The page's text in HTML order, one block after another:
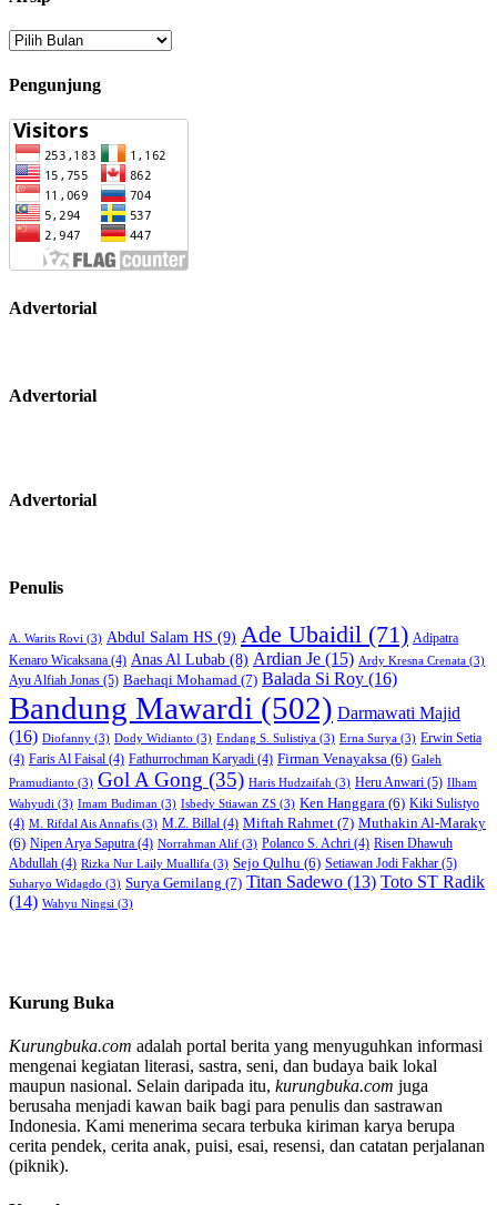
Arsip
Pengunjung
Advertorial
Advertorial
Advertorial
Penulis
A. Warits Rovi (3) Abdul Salam HS (9) Ade Ubaidil (71) Adipatra
Kenaro Wicaksana (4) Anas Al Lubab (8) Ardian Je (15) Ardy Kresna Crenata (3)
Ayu Alfiah Jonas (5) Baehaqi Mohamad (7) Balada Si Roy (16)
Bandung Mawardi (502) Darmawati Majid
(16) Diofanny (3) Dody Widianto (3) Endang S. Sulistiya (3) Erna Surya (3) Erwin Setia
(4) Faris Al Faisal (4) Fathurrochman Karyadi (4) Firman Venayaksa (6) Galeh
Pramudianto (3) Gol A Gong (35) Haris Hudzaifah (3) Heru Anwari (5) Ilham
Wahyudi (3) Imam Budiman (3) Isbedy Stiawan ZS (3) Ken Hanggara (6) Kiki Sulistyo
(4) M. Rifdal Ais Annafis (3) M.Z. Billal (4) Miftah Rahmet (7) Muthakin Al-Maraky
(6) Nipen Arya Saputra (4) Norrahman Alif (3) Polanco S. Achri (4) Risen Dhawuh
Abdullah (4) Rizka Nur Laily Muallifa (3) Sejo Qulhu (6) Setiawan Jodi Fakhar (5)
Suharyo Widagdo (3) Surya Gemilang (7) Titan Sadewo (13) Toto ST Radik
(14) Wahyu Ningsi (3)
Kurung Buka
Kurungbuka.com adalah portal berita yang menyuguhkan informasi
mengenai kegiatan literasi, sastra, seni, dan budaya baik lokal
maupun nasional. Selain daripada itu, kurungbuka.com juga
berusaha menjadi kawan baik bagi para penulis dan sastrawan
Indonesia. Kami menerima secara terbuka kiriman karya berupa
cerita pendek, cerita anak, puisi, esai, resensi, dan catatan perjalanan
(piknik).